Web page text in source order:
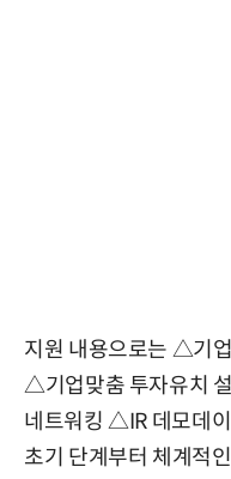
지원 내용으로는 △기
△기업맞춤 투자유치
네트워킹 △IR 데모데
초기 단계부터 체계적